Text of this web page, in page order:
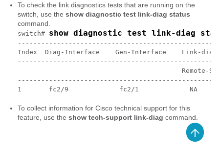
To check the link diagnostics tests that are running on the
switch, use the show diagnostic test link-diag status
command.
switch# show diagnostic test link-diag
Index  Diag-Interface    Gen-Interface    Link-diag
Remote-
1       fc2/9             fc2/1             NA
To collect information for Cisco technical support for this
feature, use the show tech-support link-diag command.